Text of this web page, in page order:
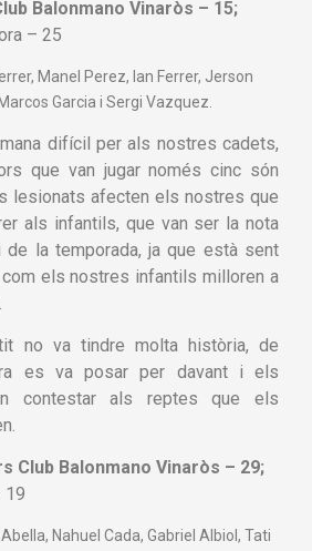
Balonmano Vinaròs – 15;
– 25
Manel Perez, Ian Ferrer, Jerson
Garcia i Sergi Vazquez.
difícil per als nostres cadets,
que van jugar només cinc són
lesionats afecten els nostres que
als infantils, que van ser la nota
la temporada, ja que està sent
els nostres infantils milloren a
no va tindre molta història, de
es va posar per davant i els
contestar als reptes que els
Club Balonmano Vinaròs – 29;
19
Nahuel Cada, Gabriel Albiol, Tati